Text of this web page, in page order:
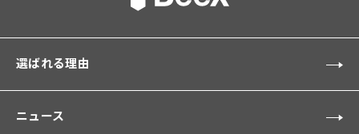
選ばれる理由
ニュース